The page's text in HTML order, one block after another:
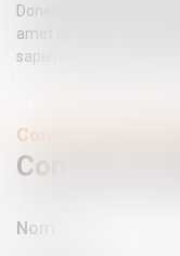
Donec velit neque,
amet ligula. Cras
sapien massa, convallis
Contacter Maître
Contacter
Nom